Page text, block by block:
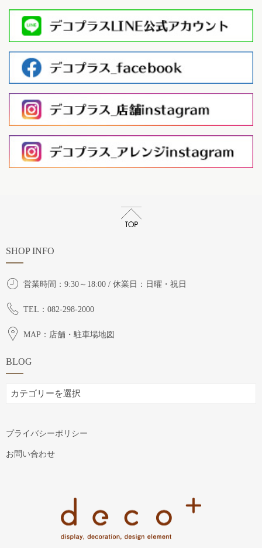
SHOP INFO
営業時間：9:30～18:00 / 休業日：日曜・祝日
TEL：082-298-2000
MAP：店舗・駐車場地図
BLOG
BLOG
プライバシーポリシー
お問い合わせ